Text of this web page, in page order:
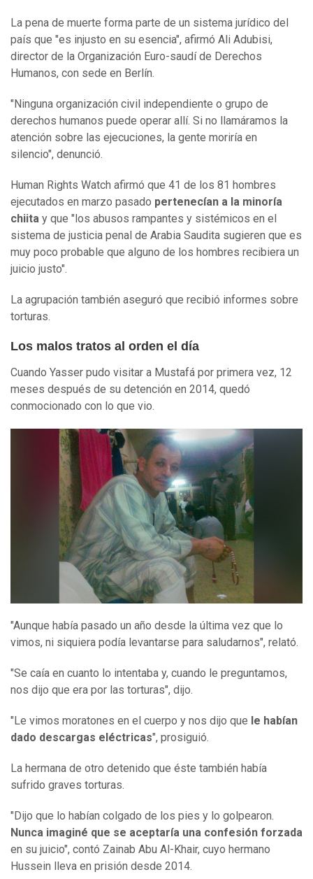
La pena de muerte forma parte de un sistema jurídico del
país que "es injusto en su esencia", afirmó Ali Adubisi,
director de la Organización Euro-saudí de Derechos
Humanos, con sede en Berlín.
"Ninguna organización civil independiente o grupo de
derechos humanos puede operar allí. Si no llamáramos la
atención sobre las ejecuciones, la gente moriría en
silencio", denunció.
Human Rights Watch afirmó que 41 de los 81 hombres
ejecutados en marzo pasado pertenecían a la minoría
chiita y que "los abusos rampantes y sistémicos en el
sistema de justicia penal de Arabia Saudita sugieren que es
muy poco probable que alguno de los hombres recibiera un
juicio justo".
La agrupación también aseguró que recibió informes sobre
torturas.
Los malos tratos al orden el día
Cuando Yasser pudo visitar a Mustafá por primera vez, 12
meses después de su detención en 2014, quedó
conmocionado con lo que vio.
"Aunque había pasado un año desde la última vez que lo
vimos, ni siquiera podía levantarse para saludarnos", relató.
"Se caía en cuanto lo intentaba y, cuando le preguntamos,
nos dijo que era por las torturas", dijo.
"Le vimos moratones en el cuerpo y nos dijo que le habían
dado descargas eléctricas", prosiguió.
La hermana de otro detenido que éste también había
sufrido graves torturas.
"Dijo que lo habían colgado de los pies y lo golpearon.
Nunca imaginé que se aceptaría una confesión forzada
en su juicio", contó Zainab Abu Al-Khair, cuyo hermano
Hussein lleva en prisión desde 2014.